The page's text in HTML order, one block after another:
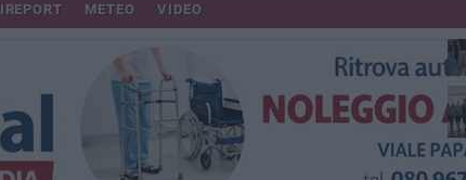
IREPORT METEO VIDEO